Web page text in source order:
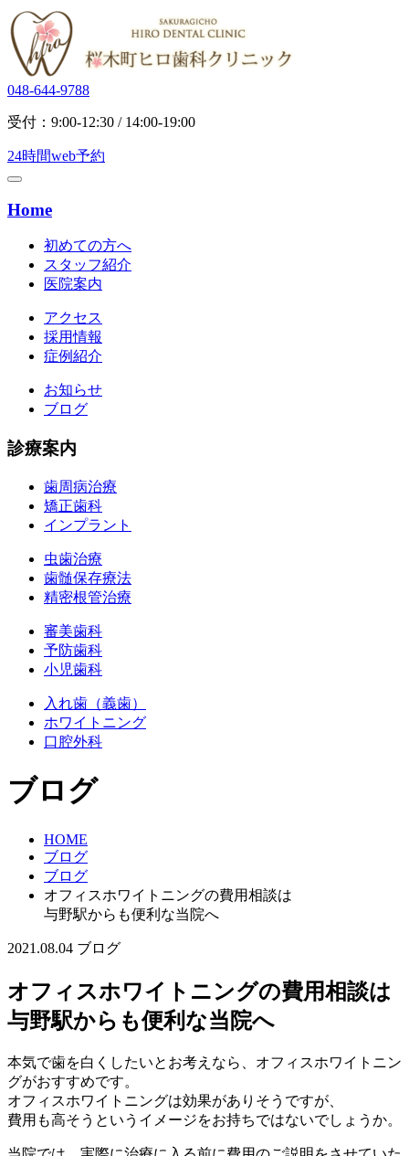
048-644-9788
受付：9:00-12:30 / 14:00-19:00
24時間web予約
Home
初めての方へ
スタッフ紹介
医院案内
アクセス
採用情報
症例紹介
お知らせ
ブログ
診療案内
歯周病治療
矯正歯科
インプラント
虫歯治療
歯髄保存療法
精密根管治療
審美歯科
予防歯科
小児歯科
入れ歯（義歯）
ホワイトニング
口腔外科
ブログ
HOME
ブログ
ブログ
オフィスホワイトニングの費用相談は
与野駅からも便利な当院へ
2021.08.04 ブログ
オフィスホワイトニングの費用相談は
与野駅からも便利な当院へ
本気で歯を白くしたいとお考えなら、オフィスホワイトニン
グがおすすめです。
オフィスホワイトニングは効果がありそうですが、
費用も高そうというイメージをお持ちではないでしょうか。